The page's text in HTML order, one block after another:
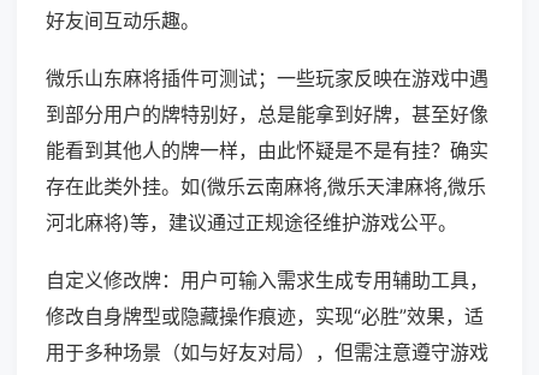
好友间互动乐趣。
微乐山东麻将插件可测试；一些玩家反映在游戏中遇
到部分用户的牌特别好，总是能拿到好牌，甚至好像
能看到其他人的牌一样，由此怀疑是不是有挂？确实
存在此类外挂。如(微乐云南麻将,微乐天津麻将,微乐
河北麻将)等，建议通过正规途径维护游戏公平。
自定义修改牌：用户可输入需求生成专用辅助工具，
修改自身牌型或隐藏操作痕迹，实现“必胜”效果，适
用于多种场景（如与好友对局），但需注意遵守游戏